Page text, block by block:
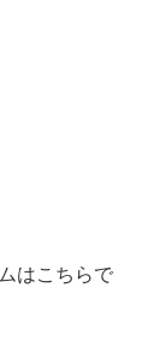
はこちらで